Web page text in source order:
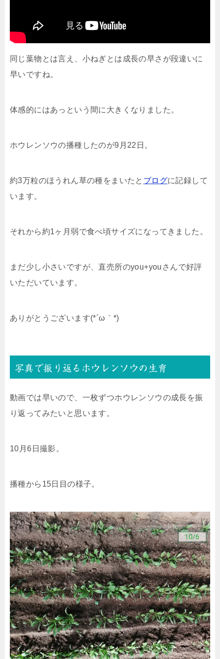
同じ葉物とは言え、小ねぎとは成長の早さが段違いに
早いですね。
体感的にはあっという間に大きくなりました。
ホウレンソウの播種したのが9月22日。
約3万粒のほうれん草の種をまいたと ブログに記録して
います。
それから約1ヶ月弱で食べ頃サイズになってきました。
まだ少し小さいですが、直売所のyou+youさんで好評
いただいています。
ありがとうございます(*´ω｀*)
写真で振り返るホウレンソウの生育
動画では早いので、一枚ずつホウレンソウの成長を振
り返ってみたいと思います。
10月6日撮影。
播種から15日目の様子。